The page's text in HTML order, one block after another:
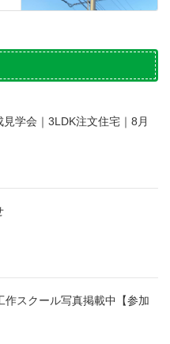
見学会｜3LDK注文住宅｜8月
作スクール写真掲載中【参加